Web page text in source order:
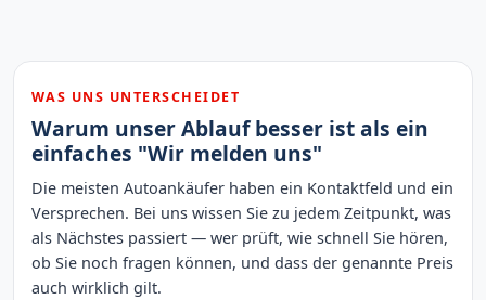
WAS UNS UNTERSCHEIDET
Warum unser Ablauf besser ist als ein
einfaches "Wir melden uns"
Die meisten Autoankäufer haben ein Kontaktfeld und ein
Versprechen. Bei uns wissen Sie zu jedem Zeitpunkt, was
als Nächstes passiert — wer prüft, wie schnell Sie hören,
ob Sie noch fragen können, und dass der genannte Preis
auch wirklich gilt.